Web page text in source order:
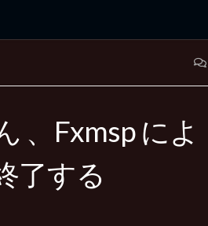
、Fxmsp によ
了する